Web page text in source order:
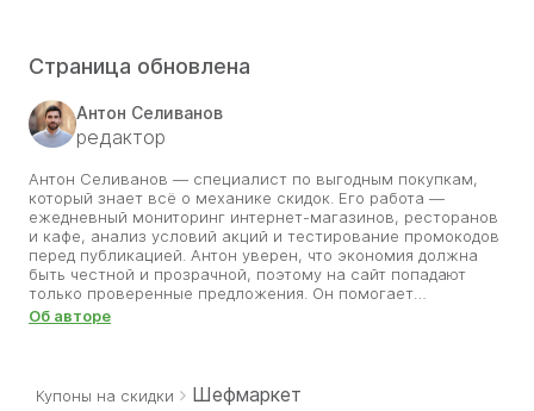
Страница обновлена
Антон Селиванов
редактор
Антон Селиванов — специалист по выгодным покупкам,
который знает всё о механике скидок. Его работа —
ежедневный мониторинг интернет-магазинов, ресторанов
и кафе, анализ условий акций и тестирование промокодов
перед публикацией. Антон уверен, что экономия должна
быть честной и прозрачной, поэтому на сайт попадают
только проверенные предложения. Он помогает
пользователям сэкономить время и деньги, исключая
Об авторе
Купоны на скидки Шефмаркет